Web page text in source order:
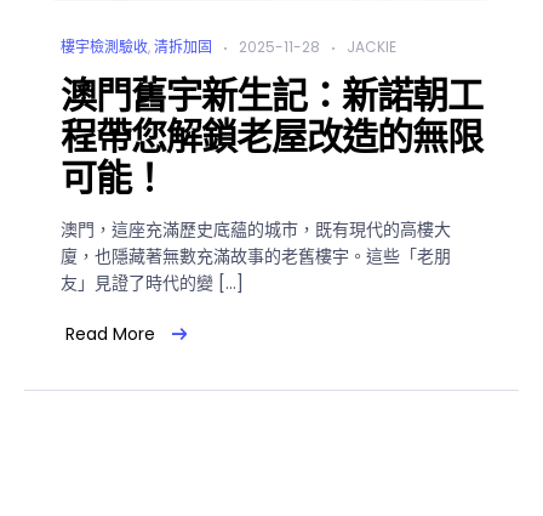
樓宇檢測驗收,清拆加固 2025-11-28 JACKIE
澳門舊宇新生記：新諾朝工
程帶您解鎖老屋改造的無限
可能！
澳門，這座充滿歷史底蘊的城市，既有現代的高樓大
廈，也隱藏著無數充滿故事的老舊樓宇。這些「老朋
友」見證了時代的變 […]
Read More